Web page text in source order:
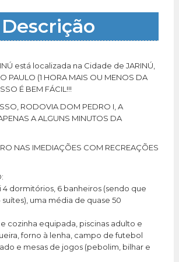
Descrição
está localizada na Cidade de JARINÚ,
PAULO (1 HORA MAIS OU MENOS DA
É BEM FÁCIL!!!
RODOVIA DOM PEDRO I, A
A ALGUNS MINUTOS DA
NAS IMEDIAÇÕES COM RECREAÇÕES
4 dormitórios, 6 banheiros (sendo que
suítes), uma média de quase 50
e cozinha equipada, piscinas adulto e
forno à lenha, campo de futebol
e mesas de jogos (pebolim, bilhar e